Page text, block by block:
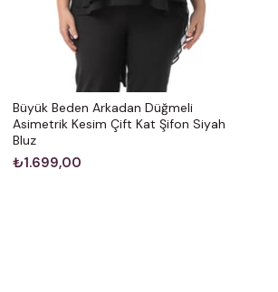
Büyük Beden Arkadan Düğmeli
Asimetrik Kesim Çift Kat Şifon Siyah
Bluz
₺1.699,00